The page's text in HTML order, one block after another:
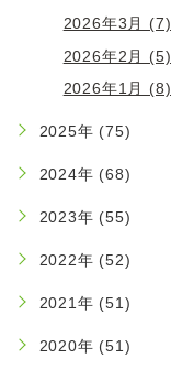
2026年3月 (7)
2026年2月 (5)
2026年1月 (8)
2025年 (75)
2024年 (68)
2023年 (55)
2022年 (52)
2021年 (51)
2020年 (51)